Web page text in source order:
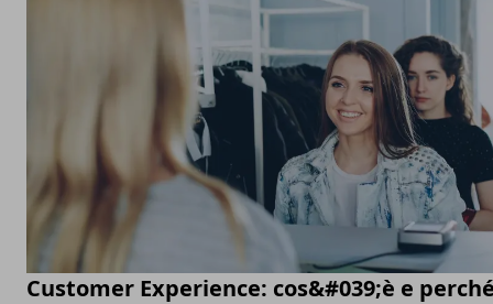
Customer Experience: cos&#039;è e